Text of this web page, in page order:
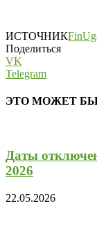
ИСТОЧНИК
Поделиться
VK
Telegram
ЭТО МОЖЕТ
Даты
2026
22.05.2026